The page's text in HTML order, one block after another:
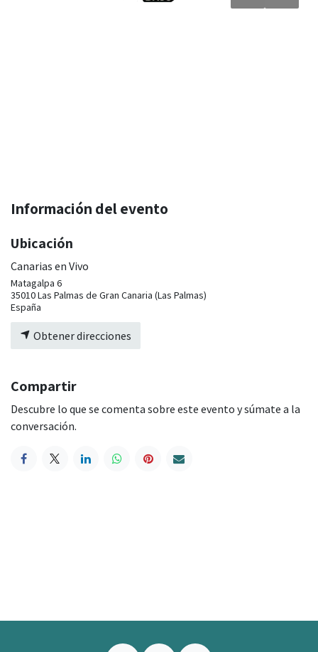
Información del evento
Ubicación
Canarias en Vivo
Matagalpa 6
35010 Las Palmas de Gran Canaria (Las Palmas)
España
Obtener direcciones
Compartir
Descubre lo que se comenta sobre este evento y súmate a la
conversación.